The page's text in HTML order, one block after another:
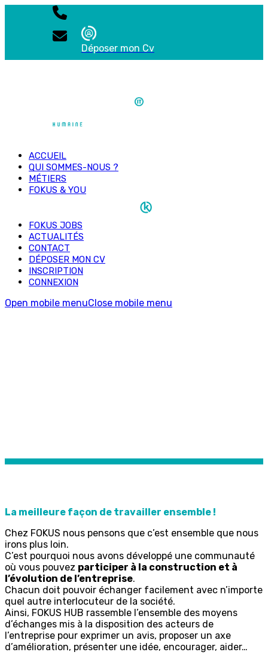
Déposer mon Cv
ACCUEIL
QUI SOMMES-NOUS ?
MÉTIERS
FOKUS & YOU
FOKUS JOBS
ACTUALITÉS
CONTACT
DÉPOSER MON CV
INSCRIPTION
CONNEXION
Open mobile menuClose mobile menu
La meilleure façon de travailler ensemble !
Chez FOKUS nous pensons que c’est ensemble que nous
irons plus loin.
C’est pourquoi nous avons développé une communauté
où vous pouvez participer à la construction et à
l’évolution de l’entreprise.
Chacun doit pouvoir échanger facilement avec n’importe
quel autre interlocuteur de la société.
Ainsi, FOKUS HUB rassemble l’ensemble des moyens
d’échanges mis à la disposition des acteurs de
l’entreprise pour exprimer un avis, proposer un axe
d’amélioration, présenter une idée, encourager, aider…